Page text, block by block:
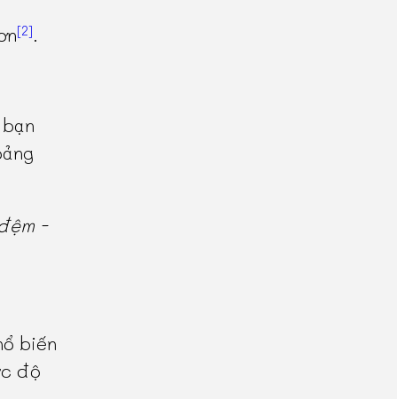
[2].
-
biến
độ